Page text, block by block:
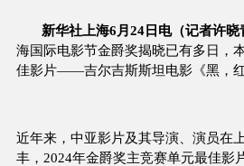
新华社上海6月24日电（记者许晓
海国际电影节金爵奖揭晓已有多日，
佳影片——吉尔吉斯斯坦电影《黑，红
近年来，中亚影片及其导演、演员在
丰，2024年金爵奖主竞赛单元最佳影